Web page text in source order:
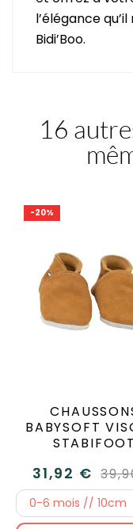
l’élégance
Bidi’Boo.
16
-20%
BABYSOFT
STABIFOOT
31,92 €